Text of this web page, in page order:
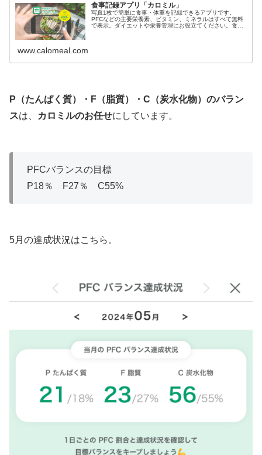
食事記録アプリ「カロミル」
写真1枚で簡単に食事・体重を記録できるアプリです。
PFCなどの主要栄養素、ビタミン、ミネラルはすべて無料
で表示。ダイエットや栄養管理にお役立てください。食事
www.calomeal.com
P（たんぱく質）・F（脂質）・C（炭水化物）のバラン
スは、 カロミルのお任せにしています。
PFCバランスの目標
P18％ F27％ C55%
5月の達成状況はこちら。